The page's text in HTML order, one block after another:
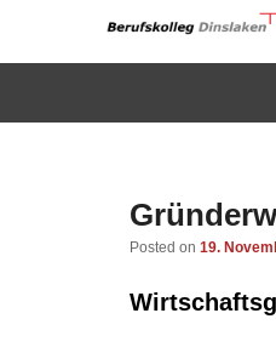
Schule der
Posted on 19.